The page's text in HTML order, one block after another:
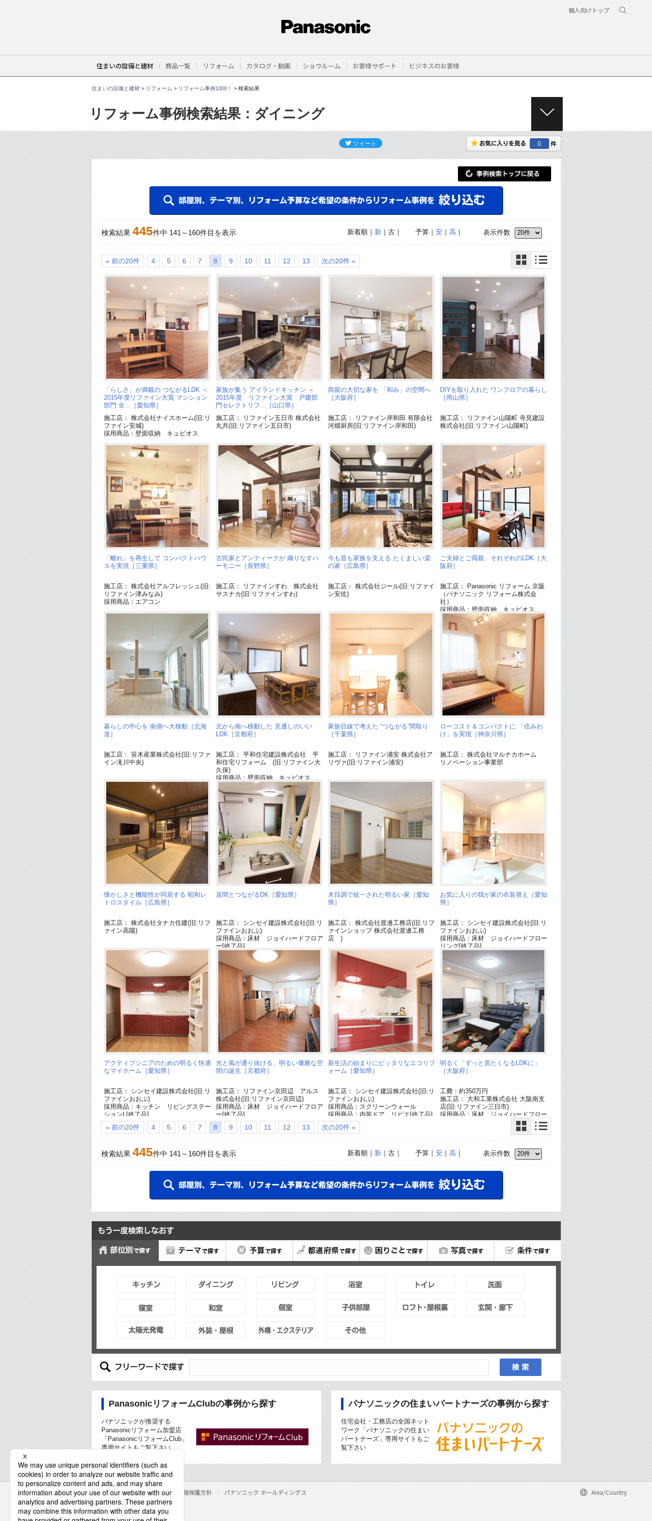
個人向けトップ
住まいの設備と建材 商品一覧 リフォーム カタログ・動画 ショウルーム お客様サポート ビジネスのお客様
住まいの設備と建材> リフォーム > リフォーム事例1000！ > 検索結果
リフォーム事例検索結果：ダイニング
E
N
。
0
検索結果 445件中 141 ～ 160件目を表示 表示件数
予算｜ 安｜ 高 ｜
新着順｜ 新｜古｜
« 前の20件 4 5 6 7 8 9 10 11 12 13 次の20件 »
「らしさ」が満載の つながるLDK ＜
2015年度リファイン大賞 マンション
部門 全...［愛知県］
施工店： 株式会社ナイスホーム(旧:リ
ファイン安城)
採用商品：壁面収納 キュビオス
家族が集う アイランドキッチン ＜
2015年度 リファイン大賞 戸建部
門セレクトリフ...［山口県］
施工店： リファイン五日市 株式会社
丸共(旧:リファイン五日市)
両親の大切な家を 「和み」の空間へ
［大阪府］
施工店： リファイン岸和田 有限会社
河畑厨房(旧:リファイン岸和田)
DIYを取り入れた ワンフロアの暮らし
［岡山県］
施工店： リファイン山陽町 寺見建設
株式会社(旧:リファイン山陽町)
「離れ」を再生して コンパクトハウ
スを実現［三重県］
施工店： 株式会社アルフレッシュ(旧:
リファイン津みなみ)
採用商品：エアコン
古民家とアンティークが 織りなすハ
ーモニー［長野県］
施工店： リファインすわ 株式会社
サスナカ(旧:リファインすわ)
今も昔も家族を支える たくましい梁
の家［広島県］
施工店： 株式会社ジール(旧:リファイ
ン安佐)
ご夫婦とご両親、それぞれのLDK［大
阪府］
施工店： Panasonic リフォーム 京阪
（パナソニック リフォーム株式会
社）
採用商品：壁面収納 キュビオス
採用商品：LED照明 ダウンライト
採用商品：リフォムス(推奨後継品
「Ｌクラス」)
暮らしの中心を 南側へ大移動［北海
道］
施工店： 笹木産業株式会社(旧:リファ
イン滝川中央)
北から南へ移動した 見通しのいい
LDK［京都府］
施工店： 平和住宅建設株式会社 平
和住宅リフォーム (旧:リファイン大
久保)
採用商品：壁面収納 キュビオス
採用商品：床暖房 フリーほっと
家族目線で考えた “つながる”間取り
［千葉県］
施工店： リファイン浦安 株式会社ア
リヴァ(旧:リファイン浦安)
ローコスト＆コンパクトに 「住みわ
け」を実現［神奈川県］
施工店： 株式会社マルナカホーム
リノベーション事業部
懐かしさと機能性が同居する 昭和レ
トロスタイル［広島県］
施工店： 株式会社タナカ住建(旧:リフ
ァイン高陽)
居間とつながるDK［愛知県］
施工店： シンセイ建設株式会社(旧:リ
ファインおおぶ)
採用商品：床材 ジョイハードフロア
ー[終了品]
採用商品：内装ドア リビエ[終了品]
採用商品：キッチン リビングステー
ションL[終了品]
木目調で統一された明るい家［愛知
県］
施工店： 株式会社渡邊工務店(旧:リフ
ァインショップ 株式会社渡邊工務
店 )
お気に入りの我が家の衣装替え［愛知
県］
施工店： シンセイ建設株式会社(旧:リ
ファインおおぶ)
採用商品：床材 ジョイハードフロー
リング[終了品]
採用商品：内装ドア リビエ[終了品]
採用商品：引き戸 リビエリアロ[終
了品]
採用商品：LED照明 ダウンライト
アクティブシニアのための明るく快適
なマイホーム［愛知県］
施工店： シンセイ建設株式会社(旧:リ
ファインおおぶ)
採用商品：キッチン リビングステー
ションL[終了品]
光と風が通り抜ける、明るい優雅な空
間の誕生［京都府］
施工店： リファイン京田辺 アルス
株式会社(旧:リファイン京田辺)
採用商品：床材 ジョイハードフロア
ー[終了品]
採用商品：畳が丘
採用商品：内装ドア ベリティス
新生活の始まりにピッタリなエコリフ
ォーム［愛知県］
施工店： シンセイ建設株式会社(旧:リ
ファインおおぶ)
採用商品：スクリーンウォール
採用商品：内装ドア リビエ[終了品]
採用商品：リフォムス(推奨後継品
「Ｌクラス」)
明るく「ずっと居たくなるLDKに」
［大阪府］
工費：約350万円
施工店： 大和工業株式会社 大阪南支
店(旧:リファイン三日市)
採用商品：床材 ジョイハードフロー
採用商品：パナソニックキッチン Ｖ
採用商品：シンクロ調色LED照明
採用商品：インテリア建材 ベリティ
« 前の20件 4 5 6 7 8 9 10 11 12 13 次の20件 »
検索結果 445件中 141 ～ 160件目を表示 表示件数
予算｜ 安｜ 高 ｜
新着順｜ 新｜古｜
PanasonicリフォームClubの事例から探す
パナソニックが推奨する
Panasonicリフォーム加盟店
「PanasonicリフォームClub」
専用サイトもご覧下さい
パナソニックの住まいパートナーズの事例から探す
住宅会社・工務店の全国ネット
ワーク「パナソニックの住まい
パートナーズ」専用サイトもご
覧下さい
サイトのご利用にあたって クッキーポリシー 個人情報保護方針 パナソニック ホールディングス
Area/Country
パナソニック株式会社
© Panasonic Corporation